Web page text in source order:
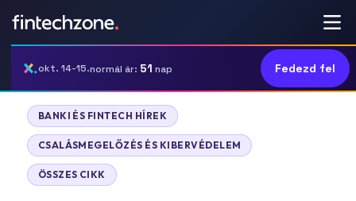
okt. 14-15.normál ár: 51 nap Fedezd fel
BANKI ÉS FINTECH HÍREK
CSALÁSMEGELŐZÉS ÉS KIBERVÉDELEM
ÖSSZES CIKK